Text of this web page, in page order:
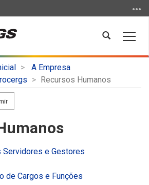
Abrir
busca
A Empresa
Recursos Humanos
Servidores e Gestores
de Cargos e Funções